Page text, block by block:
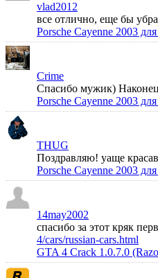
vlad2012
все отлично, еще бы
Porsche Cayenne 2003
Crime
Спасибо мужик)
Porsche Cayenne 2003
THUG
Поздравляю! уаще
Porsche Cayenne 2003
14may2002
спасибо за этот кряк
4/cars/russian-cars.html
GTA 4 Crack 1.0.7.0